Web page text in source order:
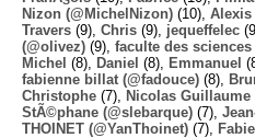
Nizon (@MichelNizon) (10), Alexis
Travers (9), Chris (9), jequeffelec
(@olivez) (9), faculte des
Michel (8), Daniel (8), Emmanuel
fabienne billat (@fadouce) (8),
Christophe (7), Nicolas Guillaume
StÃ©phane (@slebarque) (7),
THOINET (@YanThoinet) (7),